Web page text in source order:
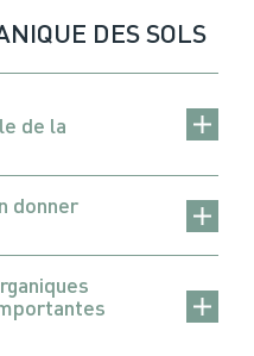
DES SOLS
de la
donner